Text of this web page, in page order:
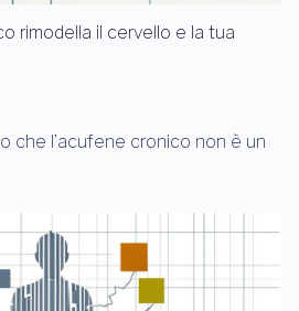
rimodella il cervello e la tua
che l’acufene cronico non è un